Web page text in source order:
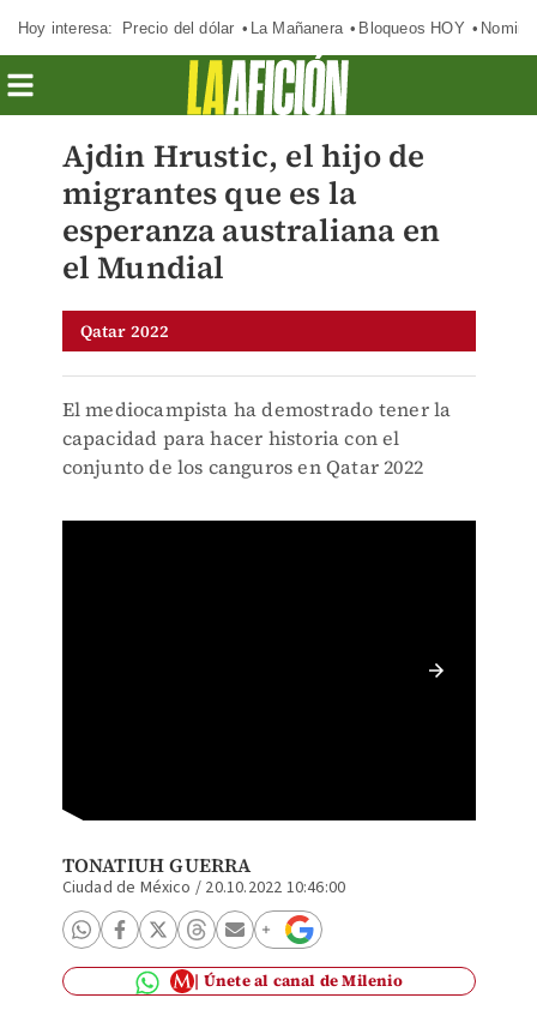
Hoy interesa: Precio del dólar La Mañanera Bloqueos HOY
Ajdin Hrustic, el hijo de
migrantes que es la
esperanza australiana en
el Mundial
Qatar 2022
El mediocampista ha demostrado tener la
capacidad para hacer historia con el
conjunto de los canguros en Qatar 2022
TONATIUH GUERRA
Ciudad de México / 20.10.2022 10:46:00
Únete al canal de Milenio